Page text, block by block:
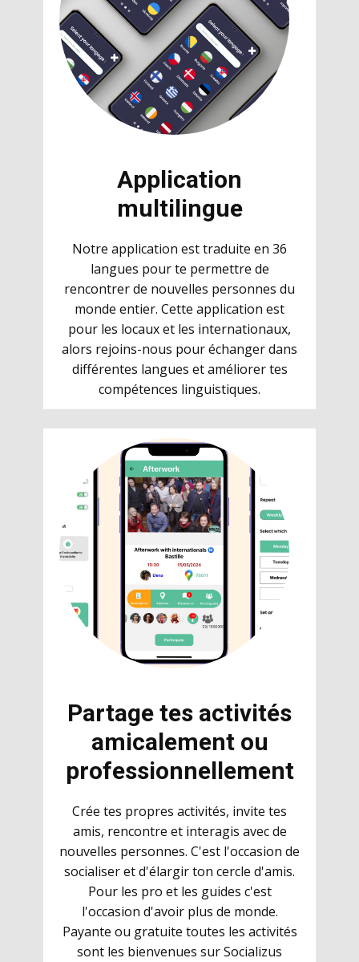
Application
multilingue
Notre application est traduite en 36
langues pour te permettre de
rencontrer de nouvelles personnes du
monde entier. Cette application est
pour les locaux et les internationaux,
alors rejoins-nous pour échanger dans
différentes langues et améliorer tes
compétences linguistiques.
Partage tes activités
amicalement ou
professionnellement
Crée tes propres activités, invite tes
amis, rencontre et interagis avec de
nouvelles personnes. C'est l'occasion de
socialiser et d'élargir ton cercle d'amis.
Pour les pro et les guides c'est
l'occasion d'avoir plus de monde.
Payante ou gratuite toutes les activités
sont les bienvenues sur Socializus